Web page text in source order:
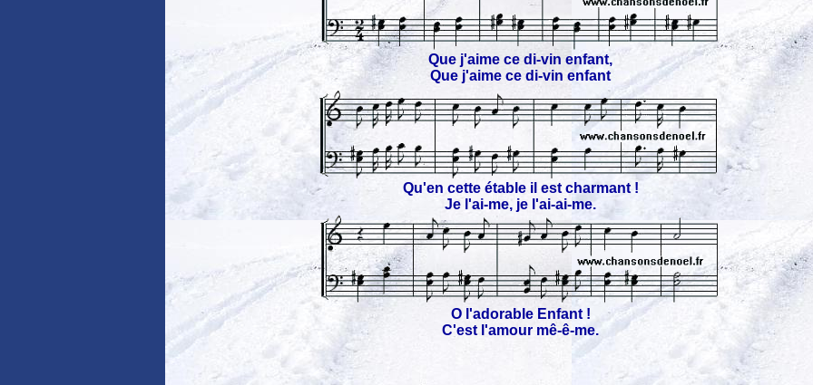
Que j'aime ce di-vin enfant,
Que j'aime ce di-vin enfant
Qu'en cette étable il est charmant !
Je l'ai-me, je l'ai-ai-me.
O l'adorable Enfant !
C'est l'amour mê-ê-me.